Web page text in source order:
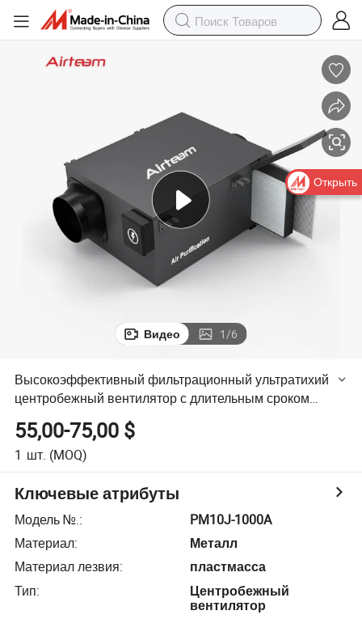
Видео 1/6
Высокоэффективный фильтрационный ультратихий
центробежный вентилятор с длительным сроком
55,00-75,00 $
1 шт. (MOQ)
Ключевые атрибуты
Модель №.:
PM10J-1000A
Материал:
Металл
Материал лезвия:
пластмасса
Тип:
Центробежный
вентилятор
Открыть